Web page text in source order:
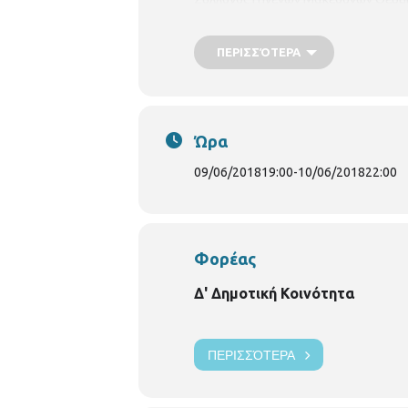
"Εστία Φιλαδελφέων” Μορφωτικός
Όμιλος Θεσσαλονίκης Σύλλογος
ΠΕΡΙΣΣΌΤΕΡΑ
Ώρα
09/06/201819:00-10/06/201822:00
Φορέας
Δ' Δημοτική Κοινότητα
ΠΕΡΙΣΣΌΤΕΡΑ